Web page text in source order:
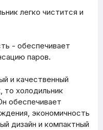
легко чистится и
- обеспечивает
паров.
и качественный
то холодильник
обеспечивает
экономичность
дизайн и компактный